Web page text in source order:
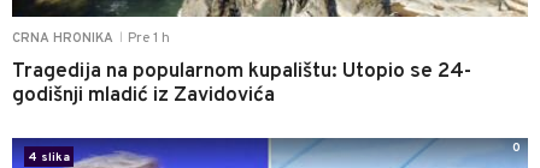
CRNA HRONIKA Pre 1 h
Tragedija na popularnom kupalištu: Utopio se 24-
godišnji mladić iz Zavidovića
4 slika
0